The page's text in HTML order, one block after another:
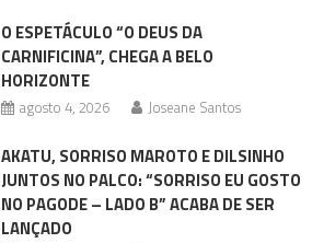
O ESPETÁCULO “O DEUS DA
CARNIFICINA”, CHEGA A BELO
HORIZONTE
agosto 4, 2026 Joseane Santos
AKATU, SORRISO MAROTO E DILSINHO
JUNTOS NO PALCO: “SORRISO EU GOSTO
NO PAGODE – LADO B” ACABA DE SER
LANÇADO